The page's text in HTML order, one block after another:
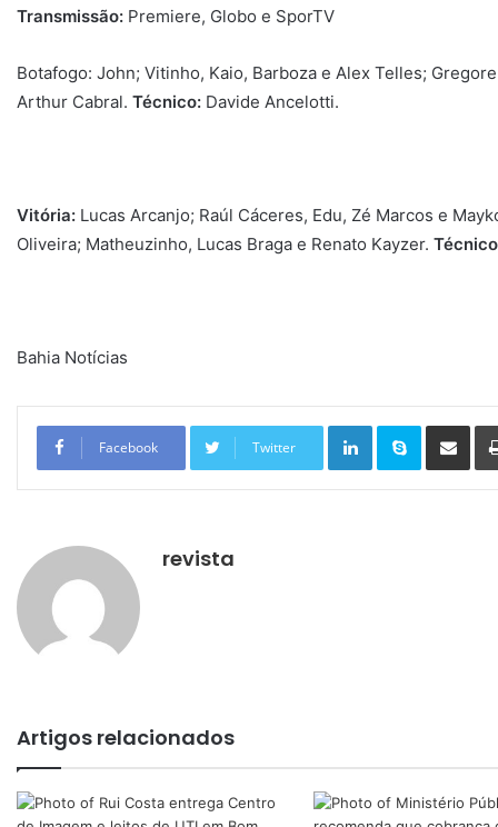
Transmissão: Premiere, Globo e SporTV
Botafogo: John; Vitinho, Kaio, Barboza e Alex Telles;
Arthur Cabral. Técnico: Davide Ancelotti.
Vitória: Lucas Arcanjo; Raúl Cáceres, Edu, Zé Marcos e
Oliveira; Matheuzinho, Lucas Braga e Renato Kayzer. Técnico
Bahia Notícias
Facebook Twitter
Linkedin Skype
revista
Artigos relacionados